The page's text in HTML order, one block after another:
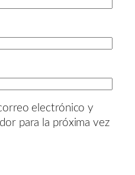
electrónico y
para la próxima vez